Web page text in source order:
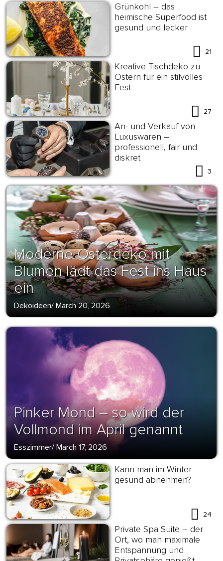
Grünkohl – das
heimische Superfood ist
gesund und lecker
21
Kreative Tischdeko zu
Ostern für ein stilvolles
Fest
27
An- und Verkauf von
Luxuswaren –
professionell, fair und
diskret
3
Moderne Osterdeko mit
Blumen lädt das Fest ins Haus
ein
Dekoideen/ March 20, 2026
Pinker Mond – so wird der
Vollmond im April genannt
Esszimmer/ March 17, 2026
Kann man im Winter
gesund abnehmen?
24
Private Spa Suite – der
Ort, wo man maximale
Entspannung und